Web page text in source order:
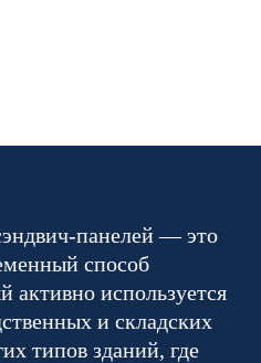
панелей — это
способ
активно используется
и складских
типов зданий, где